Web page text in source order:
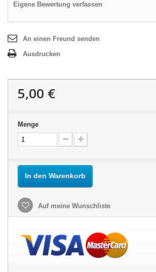
Eigene Bewertung verfassen
An einen Freund senden
Ausdrucken
5,00 €
Menge
In den Warenkorb
Auf meine Wunschliste